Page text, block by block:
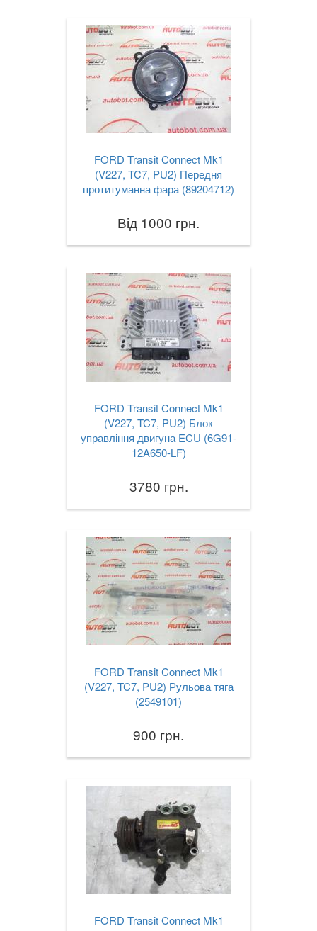
FORD Transit Connect Mk1
(V227, TC7, PU2) Передня
протитуманна фара (89204712)
Від 1000 грн.
FORD Transit Connect Mk1
(V227, TC7, PU2) Блок
управління двигуна ECU (6G91-
12A650-LF)
3780 грн.
FORD Transit Connect Mk1
(V227, TC7, PU2) Рульова тяга
(2549101)
900 грн.
FORD Transit Connect Mk1